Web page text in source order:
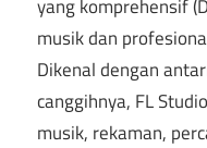
yang komprehensif
musik dan
Dikenal dengan
canggihnya, FL
musik, rekaman,